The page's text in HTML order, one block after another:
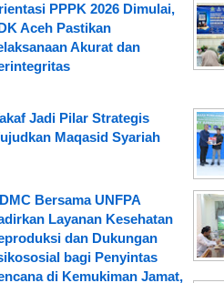
PPPK 2026 Dimulai,
Aceh Pastikan
Akurat dan
Jadi Pilar Strategis
Maqasid Syariah
Bersama UNFPA
Layanan Kesehatan
dan Dukungan
bagi Penyintas
di Kemukiman Jamat,